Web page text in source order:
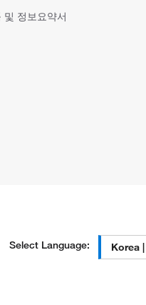
및 정보요약서
Select Language: